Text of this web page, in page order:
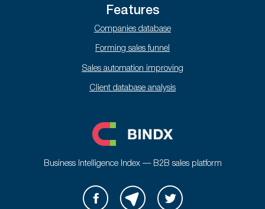
Features
Companies database
Forming sales funnel
Sales automation improving
Client database analysis
Business Intelligence Index — B2B sales platform